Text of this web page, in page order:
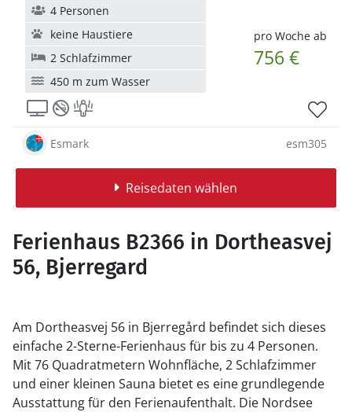
pro Woche ab
756 €
4 Personen
keine Haustiere
2 Schlafzimmer
450 m zum Wasser
Esmark esm305
Reisedaten wählen
Ferienhaus B2366 in Dortheasvej
56, Bjerregard
Am Dortheasvej 56 in Bjerregård befindet sich dieses
einfache 2-Sterne-Ferienhaus für bis zu 4 Personen.
Mit 76 Quadratmetern Wohnfläche, 2 Schlafzimmer
und einer kleinen Sauna bietet es eine grundlegende
Ausstattung für den Ferienaufenthalt. Die Nordsee